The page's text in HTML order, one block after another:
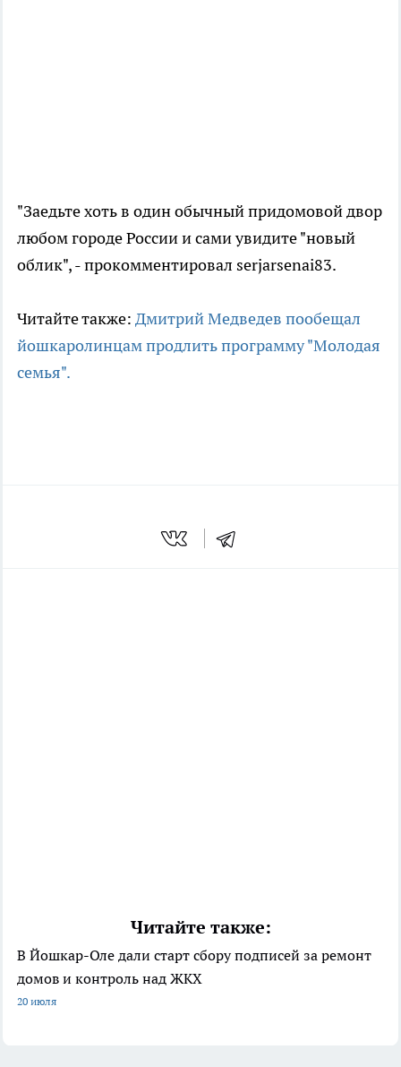
"Заедьте хоть в один обычный придомовой двор
любом городе России и сами увидите "новый
облик", - прокомментировал serjarsenai83.
Читайте также: Дмитрий Медведев пообещал
йошкаролинцам продлить программу "Молодая
семья".
Читайте также:
В Йошкар-Оле дали старт сбору подписей за ремонт
домов и контроль над ЖКХ
20 июля